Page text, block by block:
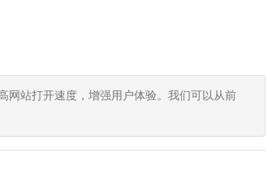
1 秒 为您提供或帮您维护专为
WordPress优化的服务器环境。
化。 我们提供从技术维护，内容运营、广告投放到
题 自定义字段/表单
WordPress数据库
多语言主题开发
网站打开速度，增强用户体验。我们可以从前